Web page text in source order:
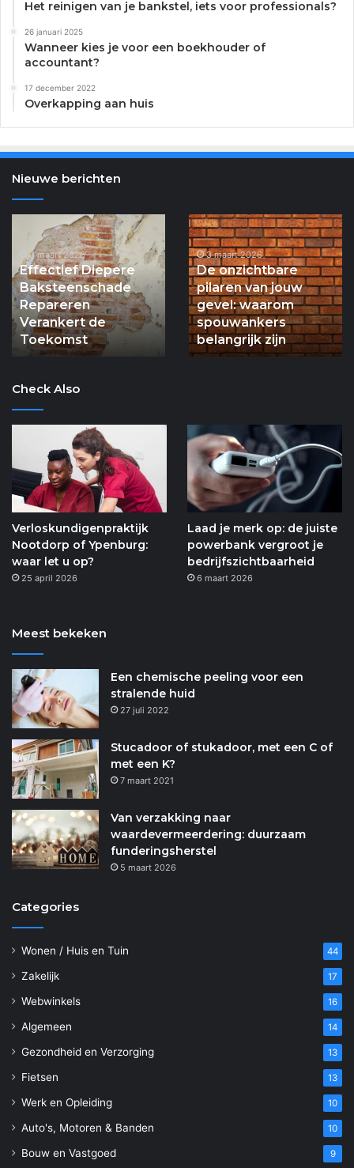
Het reinigen van je bankstel, iets voor professionals?
26 januari 2025
Wanneer kies je voor een boekhouder of
accountant?
17 december 2022
Overkapping aan huis
Nieuwe berichten
Verloskundigenpraktijk
Nootdorp
Ypenburg:
waar
let
u
op?
25 april 2026
Verloskundigenpraktijk
Nootdorp of
Ypenburg: waar let u
op?
Saffraan:
Gouden
Draad
naar
Mentale
Balans
5 maart 2026
Saffraan: Gouden
Draad naar Mentale
Balans
Check Also
Verloskundigenpraktijk
Nootdorp of Ypenburg:
waar let u op?
25 april 2026
Laad je merk op: de juiste
powerbank vergroot je
bedrijfszichtbaarheid
6 maart 2026
Meest bekeken
Een chemische peeling voor een
stralende huid
27 juli 2022
Stucadoor of stukadoor, met een C of
met een K?
7 maart 2021
Van verzakking naar
waardevermeerdering: duurzaam
funderingsherstel
5 maart 2026
Categories
Wonen / Huis en Tuin 44
Zakelijk 17
Webwinkels 16
Algemeen 14
Gezondheid en Verzorging 13
Fietsen 13
Werk en Opleiding 10
Auto's, Motoren & Banden 10
Bouw en Vastgoed 9